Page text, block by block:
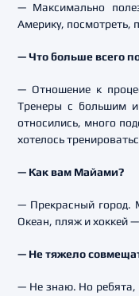
— Максимально
Америку, посмотреть,
— Что больше всего
— Отношение к
Тренеры с большим
относились, много
хотелось
— Как вам Майами?
— Прекрасный город.
Океан, пляж и хоккей
— Не тяжело
— Не знаю. Но ребята,